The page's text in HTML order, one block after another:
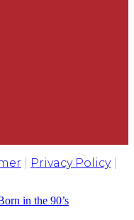
Privacy Policy|
in the 90’s